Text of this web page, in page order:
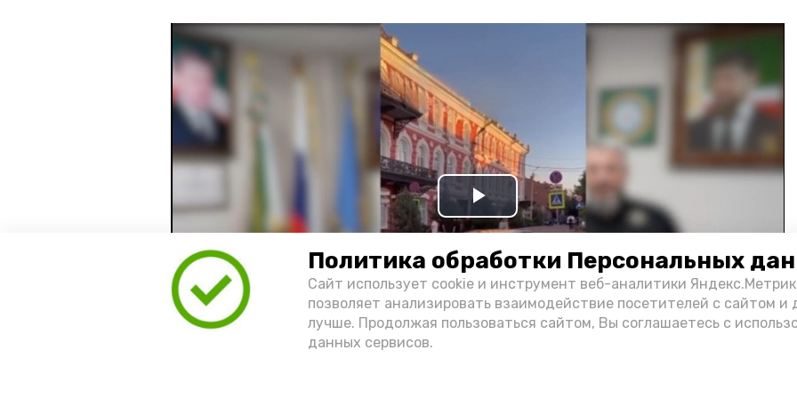
Политика обработки Персональных
Сайт использует cookie и инструмент веб-аналитики
позволяет анализировать взаимодействие посетителей с сайтом и
лучше. Продолжая пользоваться сайтом, Вы соглашаетесь с
данных сервисов.
Play
Video